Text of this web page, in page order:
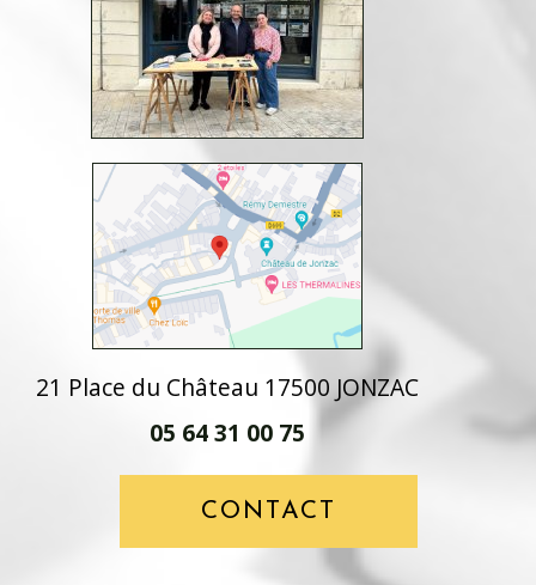
21 Place du Château 17500 JONZAC
05 64 31 00 75
CONTACT